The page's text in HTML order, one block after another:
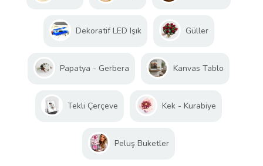
Dekoratif LED Işık Güller
Papatya - Gerbera Kanvas Tablo
Tekli Çerçeve Kek - Kurabiye
Peluş Buketler